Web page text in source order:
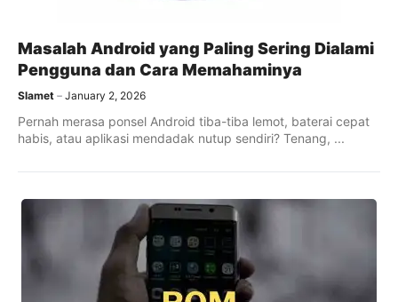
Masalah Android yang Paling Sering Dialami
Pengguna dan Cara Memahaminya
Slamet January 2, 2026
Pernah merasa ponsel Android tiba-tiba lemot, baterai cepat
habis, atau aplikasi mendadak nutup sendiri? Tenang, ...